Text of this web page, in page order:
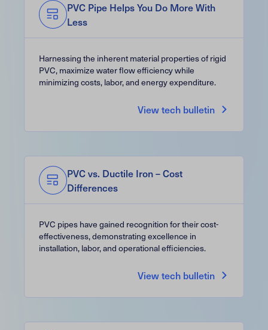
PVC Pipe Helps You Do More With
Less
Harnessing the inherent material properties of rigid
PVC, maximize water flow efficiency while
minimizing costs, labor, and energy expenditure.
View tech bulletin
PVC vs. Ductile Iron – Cost
Differences
PVC pipes have gained recognition for their cost-
effectiveness, demonstrating excellence in
installation, labor, and operational efficiencies.
View tech bulletin